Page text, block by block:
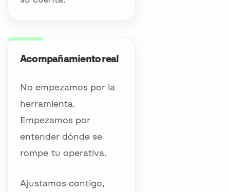
Acompañamiento real
No empezamos por la
herramienta.
Empezamos por
entender dónde se
rompe tu operativa.
Ajustamos contigo,